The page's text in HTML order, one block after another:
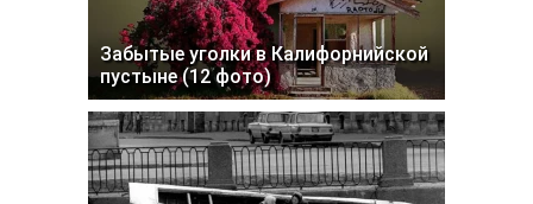
Забытые уголки в Калифорнийской
пустыне (12 фото)